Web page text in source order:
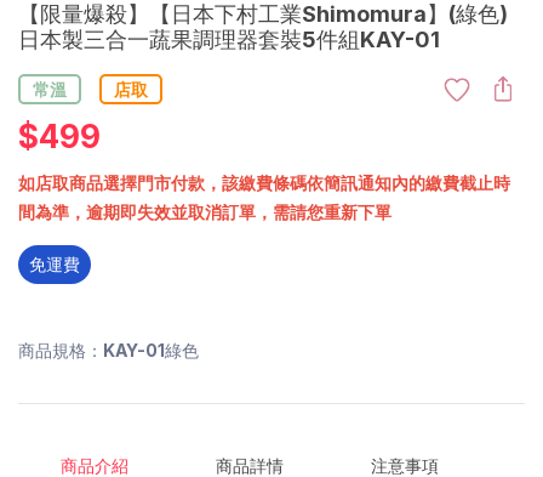
【限量爆殺】【日本下村工業Shimomura】(綠色)
日本製三合一蔬果調理器套裝5件組KAY-01
常溫 店取
$499
如店取商品選擇門市付款，該繳費條碼依簡訊通知內的繳費截止時
間為準，逾期即失效並取消訂單，需請您重新下單
免運費
商品規格：KAY-01綠色
商品介紹 商品詳情 注意事項